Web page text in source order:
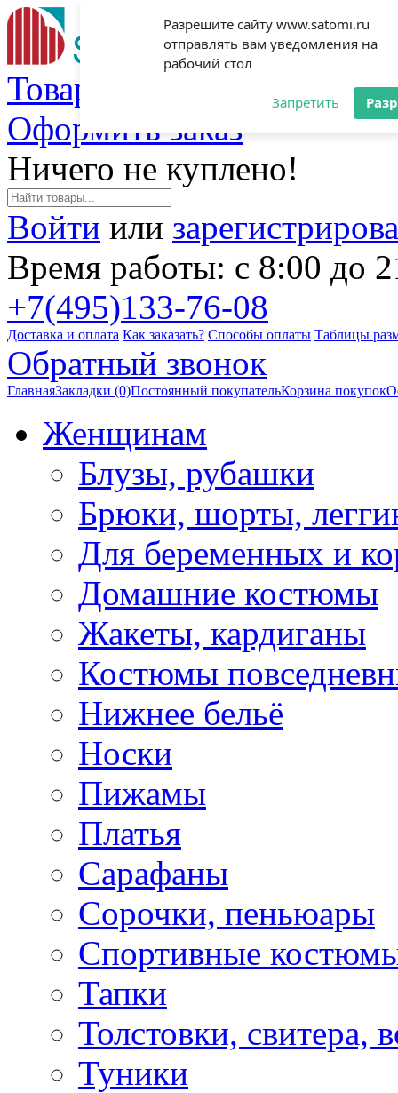
Разрешите сайту www.satomi.ru
отправлять вам уведомления на
рабочий стол
Запретить
Товаров: 0 (0 руб.)
Оформить заказ
Ничего не куплено!
Войти или
Время работы: с 8:00 до
+7(495)133-76-08
Доставка и оплата Как заказать? Способы оплаты Таблицы
Обратный звонок
ГлавнаяЗакладки (0)Постоянный покупательКорзина покупок
Женщинам
Блузы, рубашки
Брюки, шорты,
Для беременных и
Домашние костюмы
Жакеты, кардиганы
Костюмы
Нижнее бельё
Носки
Пижамы
Платья
Сарафаны
Сорочки, пеньюары
Спортивные
Тапки
Толстовки, свитера,
Туники